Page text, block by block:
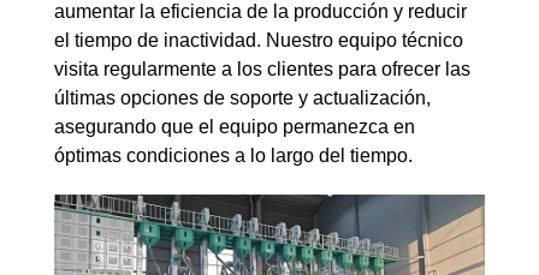
aumentar la eficiencia de la producción y reducir
el tiempo de inactividad. Nuestro equipo técnico
visita regularmente a los clientes para ofrecer las
últimas opciones de soporte y actualización,
asegurando que el equipo permanezca en
óptimas condiciones a lo largo del tiempo.